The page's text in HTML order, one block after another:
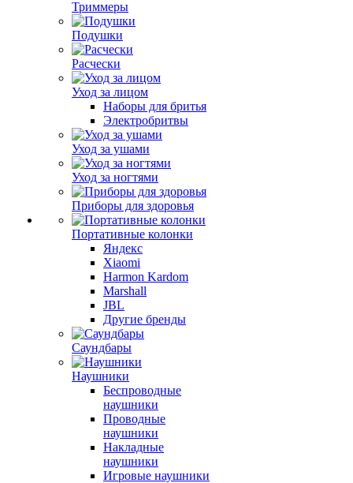
Триммеры
Подушки
Расчески
Уход за лицом
Наборы для бритья
Электробритвы
Уход за ушами
Уход за ногтями
Приборы для здоровья
Портативные колонки
Яндекс
Xiaomi
Harmon Kardom
Marshall
JBL
Другие бренды
Саундбары
Наушники
Беспроводные
наушники
Проводные
наушники
Накладные
наушники
Игровые наушники